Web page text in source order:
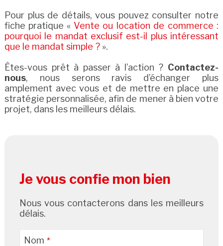
Pour plus de détails, vous pouvez consulter notre
fiche pratique « Vente ou location de commerce :
pourquoi le mandat exclusif est-il plus intéressant
que le mandat simple ?».
Êtes-vous prêt à passer à l’action ? Contactez-
nous, nous serons ravis d’échanger plus
amplement avec vous et de mettre en place une
stratégie personnalisée, afin de mener à bien votre
projet, dans les meilleurs délais.
Je vous confie mon bien
Nous vous contacterons dans les meilleurs
délais.
Nom *